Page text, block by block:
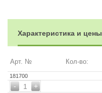
Характеристика и цены
Арт. № Кол-во:
181700
+
- 1